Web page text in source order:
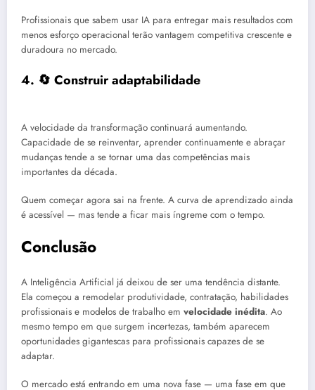
Profissionais que sabem usar IA para entregar mais resultados com
menos esforço operacional terão vantagem competitiva crescente e
duradoura no mercado.
4. 🔄 Construir adaptabilidade
A velocidade da transformação continuará aumentando.
Capacidade de se reinventar, aprender continuamente e abraçar
mudanças tende a se tornar uma das competências mais
importantes da década.
Quem começar agora sai na frente. A curva de aprendizado ainda
é acessível — mas tende a ficar mais íngreme com o tempo.
Conclusão
A Inteligência Artificial já deixou de ser uma tendência distante.
Ela começou a remodelar produtividade, contratação, habilidades
profissionais e modelos de trabalho em velocidade inédita. Ao
mesmo tempo em que surgem incertezas, também aparecem
oportunidades gigantescas para profissionais capazes de se
adaptar.
O mercado está entrando em uma nova fase — uma fase em que